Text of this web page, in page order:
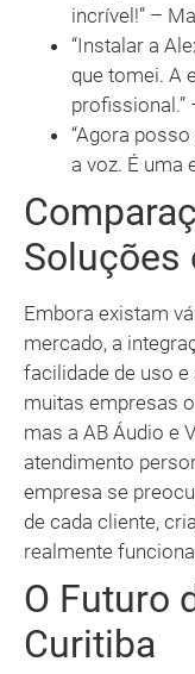
incrível!” –
“Instalar a
que tomei. A
profissional.”
“Agora
a voz. É uma
Soluções
Embora existam
mercado, a
facilidade de uso
muitas empresas
mas a AB Áudio e
atendimento
empresa se
de cada cliente,
realmente
O Futuro
Curitiba